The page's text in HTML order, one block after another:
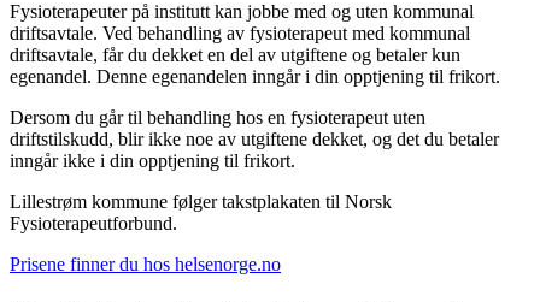
Fysioterapeuter på institutt kan jobbe med og uten kommunal
driftsavtale. Ved behandling av fysioterapeut med kommunal
driftsavtale, får du dekket en del av utgiftene og betaler kun
egenandel. Denne egenandelen inngår i din opptjening til frikort.
Dersom du går til behandling hos en fysioterapeut uten
driftstilskudd, blir ikke noe av utgiftene dekket, og det du betaler
inngår ikke i din opptjening til frikort.
Lillestrøm kommune følger takstplakaten til Norsk
Fysioterapeutforbund.
Prisene finner du hos helsenorge.no